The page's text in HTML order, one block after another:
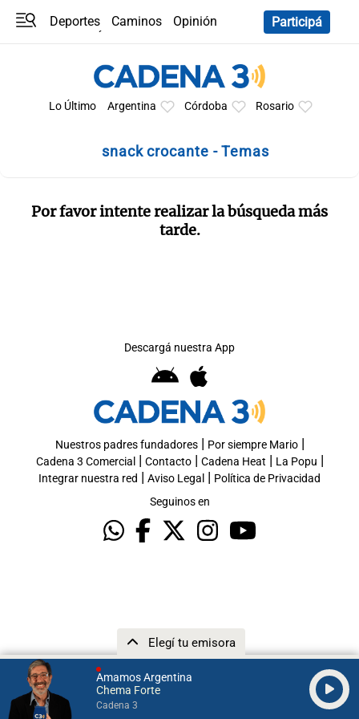
Amamos Argentina
Chema Forte
Cadena 3
Elegí tu emisora
Deportes Caminos
Opinión
Participá
Lo Último Argentina Córdoba Rosario
snack crocante - Temas
Por favor intente realizar la búsqueda más
tarde.
Descargá nuestra App
Nuestros padres fundadores| Por siempre Mario|
Cadena 3 Comercial | Contacto| Cadena Heat | La Popu |
Integrar nuestra red | Aviso Legal | Política de Privacidad
Seguinos en